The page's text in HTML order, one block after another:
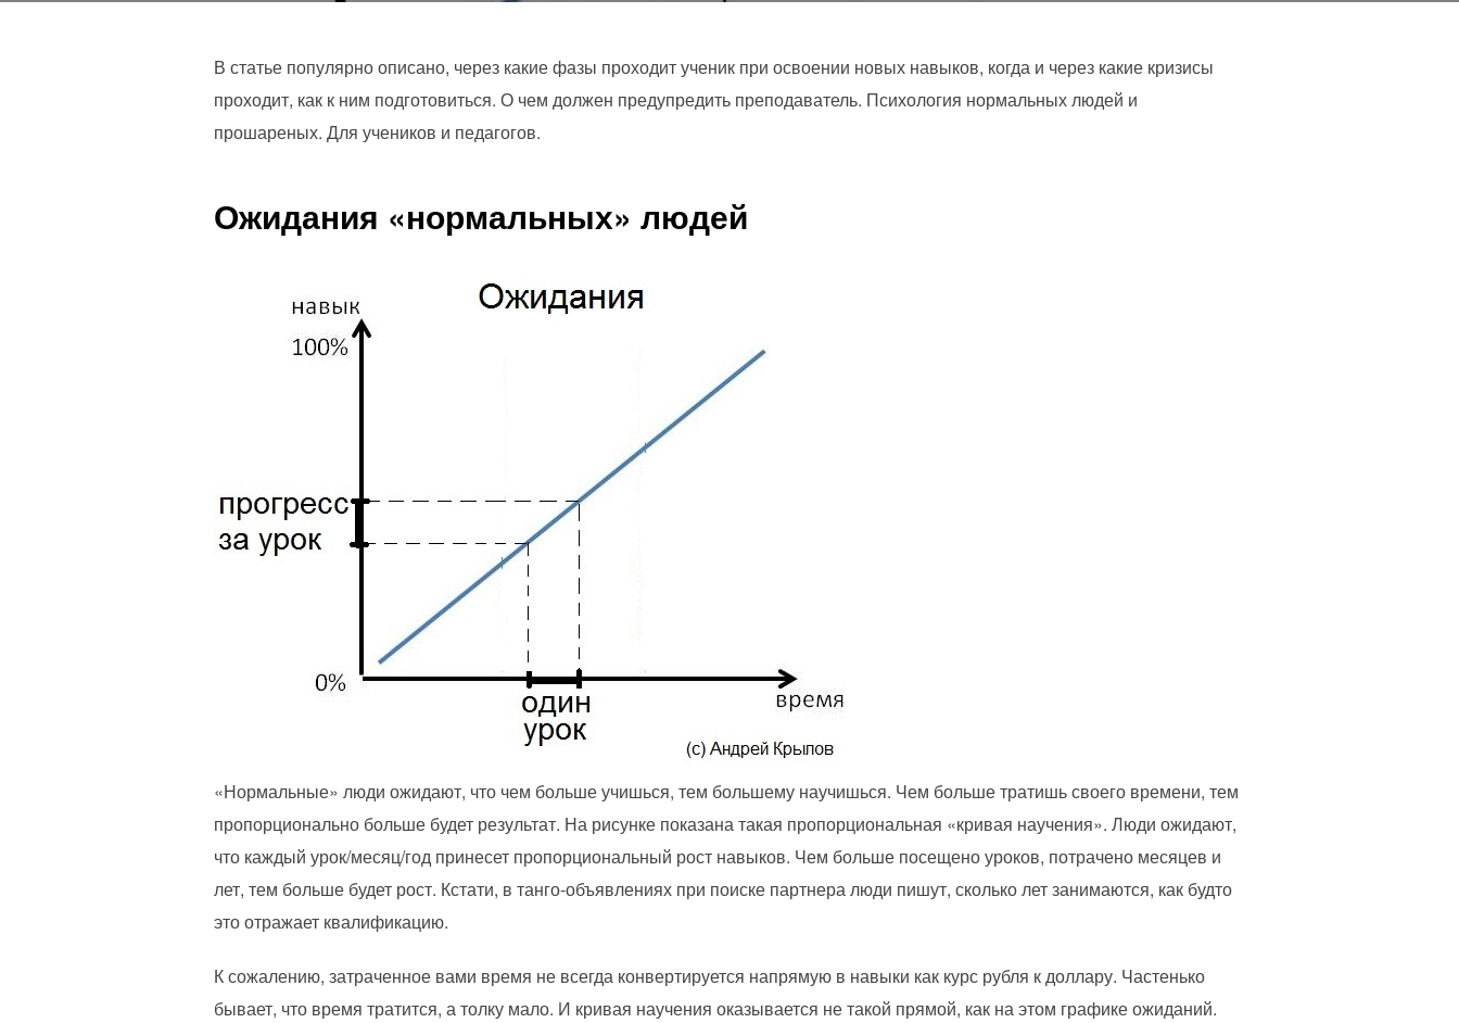
В статье популярно описано, через какие фазы проходит ученик при освоении новых навыков, когда и через какие кризисы
проходит, как к ним подготовиться. О чем должен предупредить преподаватель. Психология нормальных людей и
прошареных. Для учеников и педагогов.
Ожидания «нормальных» людей
«Нормальные» люди ожидают, что чем больше учишься, тем большему научишься. Чем больше тратишь своего времени, тем
пропорционально больше будет результат. На рисунке показана такая пропорциональная «кривая научения». Люди ожидают,
что каждый урок/месяц/год принесет пропорциональный рост навыков. Чем больше посещено уроков, потрачено месяцев и
лет, тем больше будет рост. Кстати, в танго-объявлениях при поиске партнера люди пишут, сколько лет занимаются, как будто
это отражает квалификацию.
К сожалению, затраченное вами время не всегда конвертируется напрямую в навыки как курс рубля к доллару. Частенько
бывает, что время тратится, а толку мало. И кривая научения оказывается не такой прямой, как на этом графике ожиданий.